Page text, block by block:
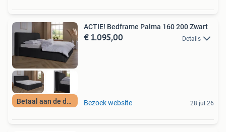
Betaal aan de deur
ACTIE! Bedframe Palma 160 200 Zwart
€ 1.095,00 Details
Bezoek website 28 jul 26